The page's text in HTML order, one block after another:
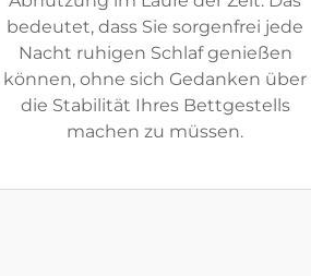
bedeutet, dass Sie sorgenfrei jede
Nacht ruhigen Schlaf genießen
können, ohne sich Gedanken über
die Stabilität Ihres Bettgestells
machen zu müssen.